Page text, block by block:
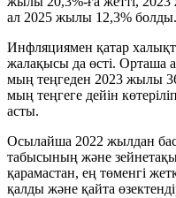
ал 2025 жылы 12,3% болды.
Инфляциямен қатар
жалақысы да өсті.
мың теңгеден 2023 жылы
мың теңгеге дейін
асты.
Осылайша 2022 жылдан
табысының және
қарамастан, ең төменгі
қалды және қайта